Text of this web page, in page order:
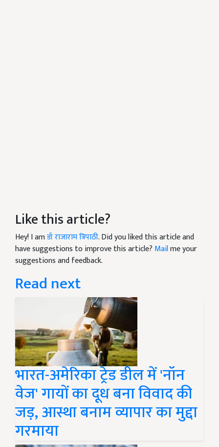
Like this article?
Hey! I amडॉ राजाराम त्रिपाठी. Did you liked this article and
have suggestions to improve this article? Mailme your
suggestions and feedback.
Read next
भारत-अमेरिका ट्रेड डील में 'नॉन
वेज' गायों का दूध बना विवाद की
जड़, आस्था बनाम व्यापार का मुद्दा
गरमाया